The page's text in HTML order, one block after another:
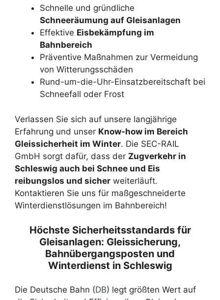
Schnelle und gründliche
Schneeräumung auf Gleisanlagen
Effektive Eisbekämpfung im
Bahnbereich
Präventive Maßnahmen zur Vermeidung
von Witterungsschäden
Rund-um-die-Uhr-Einsatzbereitschaft bei
Schneefall oder Frost
Verlassen Sie sich auf unsere langjährige
Erfahrung und unser Know-how im Bereich
Gleissicherheit im Winter. Die SEC-RAIL
GmbH sorgt dafür, dass der Zugverkehr in
Schleswig auch bei Schnee und Eis
reibungslos und sicher weiterläuft.
Kontaktieren Sie uns für maßgeschneiderte
Winterdienstlösungen im Bahnbereich!
Höchste Sicherheitsstandards für
Gleisanlagen: Gleissicherung,
Bahnübergangsposten und
Winterdienst in Schleswig
Die Deutsche Bahn (DB) legt größten Wert auf